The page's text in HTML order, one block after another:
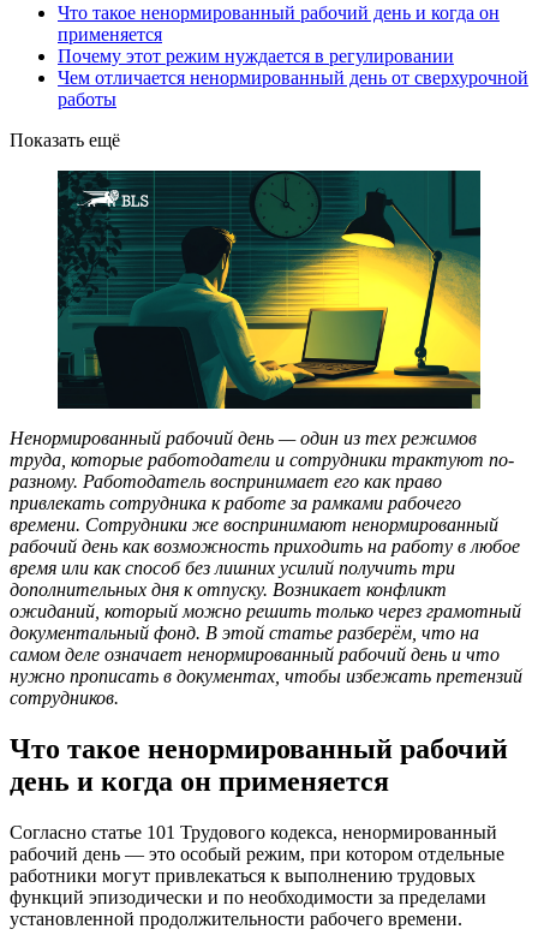
Что такое ненормированный рабочий день и когда он
применяется
Почему этот режим нуждается в регулировании
Чем отличается ненормированный день от сверхурочной
работы
Показать ещё
Ненормированный рабочий день — один из тех режимов
труда, которые работодатели и сотрудники трактуют по-
разному. Работодатель воспринимает его как право
привлекать сотрудника к работе за рамками рабочего
времени. Сотрудники же воспринимают ненормированный
рабочий день как возможность приходить на работу в любое
время или как способ без лишних усилий получить три
дополнительных дня к отпуску. Возникает конфликт
ожиданий, который можно решить только через грамотный
документальный фонд. В этой статье разберём, что на
самом деле означает ненормированный рабочий день и что
нужно прописать в документах, чтобы избежать претензий
сотрудников.
Что такое ненормированный рабочий
день и когда он применяется
Согласно статье 101 Трудового кодекса, ненормированный
рабочий день — это особый режим, при котором отдельные
работники могут привлекаться к выполнению трудовых
функций эпизодически и по необходимости за пределами
установленной продолжительности рабочего времени.